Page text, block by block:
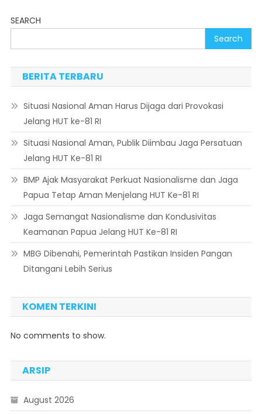
SEARCH
Search
BERITA TERBARU
Situasi Nasional Aman Harus Dijaga dari Provokasi
Jelang HUT ke-81 RI
Situasi Nasional Aman, Publik Diimbau Jaga Persatuan
Jelang HUT Ke-81 RI
BMP Ajak Masyarakat Perkuat Nasionalisme dan Jaga
Papua Tetap Aman Menjelang HUT Ke-81 RI
Jaga Semangat Nasionalisme dan Kondusivitas
Keamanan Papua Jelang HUT Ke-81 RI
MBG Dibenahi, Pemerintah Pastikan Insiden Pangan
Ditangani Lebih Serius
KOMEN TERKINI
No comments to show.
ARSIP
August 2026